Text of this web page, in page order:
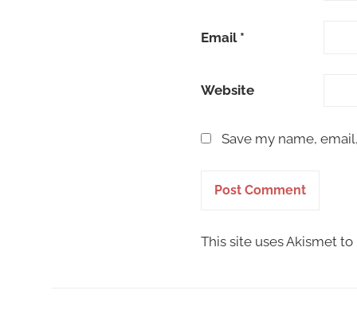
Email *
Website
Save my name,
This site uses Akismet